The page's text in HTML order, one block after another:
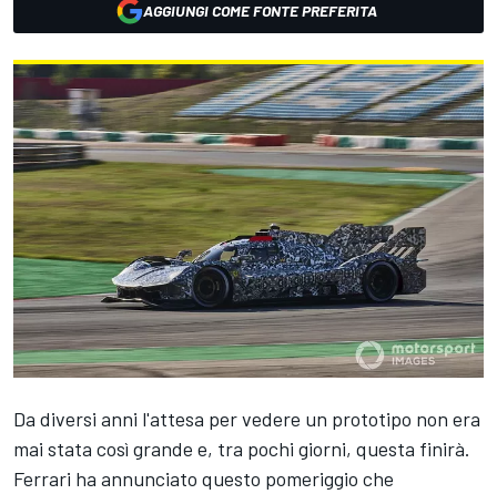
AGGIUNGI COME FONTE PREFERITA
Da diversi anni l'attesa per vedere un prototipo non era
mai stata così grande e, tra pochi giorni, questa finirà.
Ferrari ha annunciato questo pomeriggio che